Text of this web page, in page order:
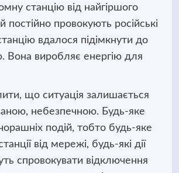
станцію від найгіршого
постійно провокують російські
вдалося підімкнути до
Вона виробляє енергію для
що ситуація залишається
небезпечною. Будь-яке
подій, тобто будь-яке
від мережі, будь-які дії
спровокувати відключення